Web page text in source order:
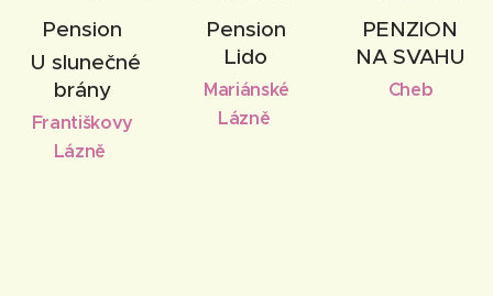
Pension
U slunečné
brány
Františkovy
Lázně
Pension
Lido
Mariánské
Lázně
PENZION
NA SVAHU
Cheb